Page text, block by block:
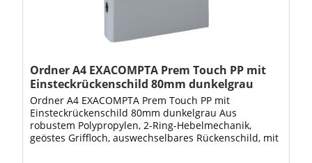
Ordner A4 EXACOMPTA Prem Touch PP mit
Einsteckrückenschild 80mm dunkelgrau
Ordner A4 EXACOMPTA Prem Touch PP mit
Einsteckrückenschild 80mm dunkelgrau Aus
robustem Polypropylen, 2-Ring-Hebelmechanik,
geöstes Griffloch, auswechselbares Rückenschild, mit